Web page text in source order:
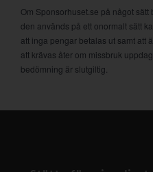
Om Sponsorhuset.se på något
den används på ett onormalt sätt
att inga pengar betalas ut samt att
att krävas åter om missbruk
bedömning är slutgiltig.